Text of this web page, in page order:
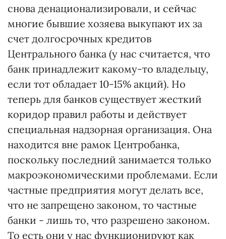
снова денационализировали, и сейчас
многие бывшие хозяева выкупают их за
счет долгосрочных кредитов
Центрального банка (у нас считается, что
банк принадлежит какому-то владельцу,
если тот обладает 10-15% акций). Но
теперь для банков существует жесткий
коридор правил работы и действует
специальная надзорная организация. Она
находится вне рамок Центробанка,
поскольку последний занимается только
макроэкономическими проблемами. Если
частные предприятия могут делать все,
что не запрещено законом, то частные
банки - лишь то, что разрешено законом.
То есть они у нас функционируют как